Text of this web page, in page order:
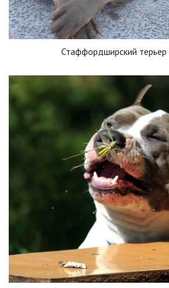
Стаффордширский